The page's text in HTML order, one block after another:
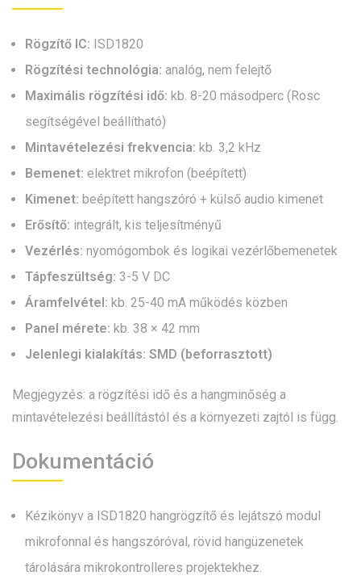
Rögzítő IC: ISD1820
Rögzítési technológia: analóg, nem felejtő
Maximális rögzítési idő: kb. 8-20 másodperc (Rosc
segítségével beállítható)
Mintavételezési frekvencia: kb. 3,2 kHz
Bemenet: elektret mikrofon (beépített)
Kimenet: beépített hangszóró + külső audio kimenet
Erősítő: integrált, kis teljesítményű
Vezérlés: nyomógombok és logikai vezérlőbemenetek
Tápfeszültség: 3-5 V DC
Áramfelvétel: kb. 25-40 mA működés közben
Panel mérete: kb. 38 × 42 mm
Jelenlegi kialakítás: SMD (beforrasztott)
Megjegyzés: a rögzítési idő és a hangminőség a
mintavételezési beállítástól és a környezeti zajtól is függ.
Dokumentáció
Kézikönyv a ISD1820 hangrögzítő és lejátszó modul
mikrofonnal és hangszóróval, rövid hangüzenetek
tárolására mikrokontrolleres projektekhez.